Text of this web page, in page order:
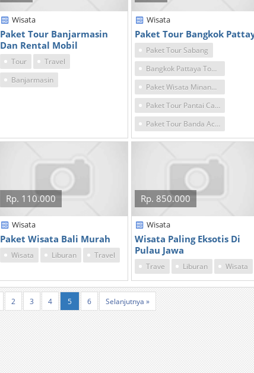
Wisata
Paket Tour Banjarmasin
Dan Rental Mobil
Tour
Travel
Banjarmasin
Wisata
Paket Tour Bangkok
Paket Tour Sabang
Bangkok Pattaya Tour Package
Paket Wisata Minangkabau
Paket Tour Pantai Carocok Bukit Mandeh
Paket Tour Banda Aceh Sabang
Rp. 110.000
Wisata
Paket Wisata Bali Murah
Wisata Liburan Travel
Rp. 850.000
Wisata
Wisata Paling Eksotis Di
Pulau Jawa
Trave Liburan Wisata
2 3 4 5 6 Selanjutnya »